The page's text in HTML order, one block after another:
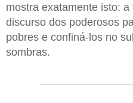
mostra exatamente isto: a
discurso dos poderosos
pobres e confiná-los no
sombras.